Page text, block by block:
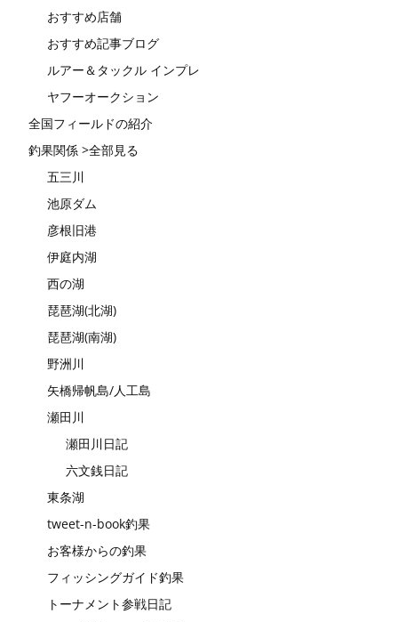
おすすめ店舗
おすすめ記事ブログ
ルアー＆タックル インプレ
ヤフーオークション
全国フィールドの紹介
釣果関係 >全部見る
五三川
池原ダム
彦根旧港
伊庭内湖
西の湖
琵琶湖(北湖)
琵琶湖(南湖)
野洲川
矢橋帰帆島/人工島
瀬田川
瀬田川日記
六文銭日記
東条湖
tweet-n-book釣果
お客様からの釣果
フィッシングガイド釣果
トーナメント参戦日記